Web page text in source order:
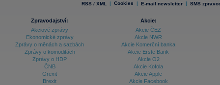
RSS / XML | Cookies | E-mail newsletter | SMS
Zpravodajství:
Akciové zprávy
Ekonomické zprávy
Zprávy o měnách a sazbách
Zprávy o komoditách
Zprávy o HDP
ČNB
Grexit
Brexit
Akcie:
Akcie ČEZ
Akcie NWR
Akcie Komerční banka
Akcie Erste Bank
Akcie O2
Akcie Kofola
Akcie Apple
Akcie Facebook